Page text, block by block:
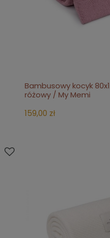
powiadom o
Bambusowy kocyk
różowy / My Memi
159,00 zł